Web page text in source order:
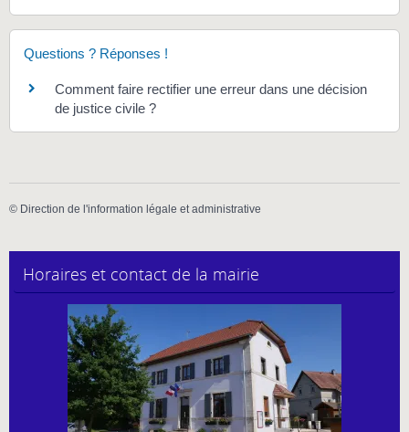
Questions ? Réponses !
Comment faire rectifier une erreur dans une décision
de justice civile ?
© Direction de l'information légale et administrative
Horaires et contact de la mairie